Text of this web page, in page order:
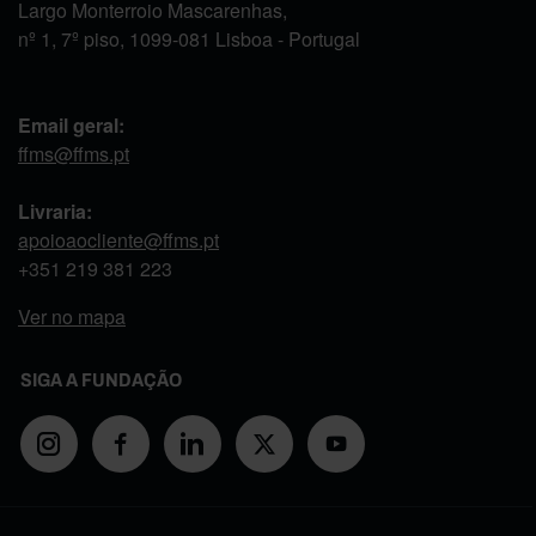
Largo Monterroio Mascarenhas,
nº 1, 7º piso, 1099-081 Lisboa - Portugal
Email geral:
ffms@ffms.pt
Livraria:
apoioaocliente@ffms.pt
+351 219 381 223
Ver no mapa
SIGA A FUNDAÇÃO